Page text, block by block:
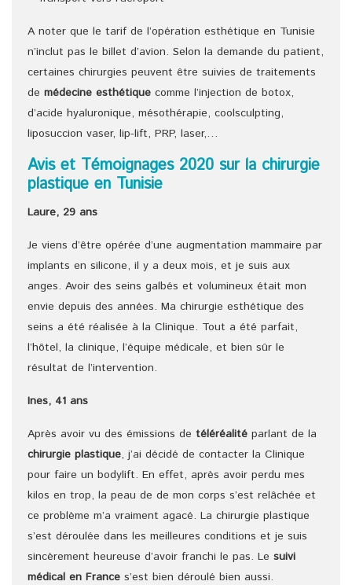
A noter que le tarif de l’opération esthétique en Tunisie
n’inclut pas le billet d’avion. Selon la demande du patient,
certaines chirurgies peuvent être suivies de traitements
de médecine esthétique comme l’injection de botox,
d’acide hyaluronique, mésothérapie, coolsculpting,
liposuccion vaser, lip-lift, PRP, laser,…
Avis et Témoignages 2020 sur la chirurgie
plastique en Tunisie
Laure, 29 ans
Je viens d’être opérée d’une augmentation mammaire par
implants en silicone, il y a deux mois, et je suis aux
anges. Avoir des seins galbés et volumineux était mon
envie depuis des années. Ma chirurgie esthétique des
seins a été réalisée à la Clinique. Tout a été parfait,
l’hôtel, la clinique, l’équipe médicale, et bien sûr le
résultat de l’intervention.
Ines, 41 ans
Après avoir vu des émissions de téléréalité parlant de la
chirurgie plastique, j’ai décidé de contacter la Clinique
pour faire un bodylift. En effet, après avoir perdu mes
kilos en trop, la peau de de mon corps s’est relâchée et
ce problème m’a vraiment agacé. La chirurgie plastique
s’est déroulée dans les meilleures conditions et je suis
sincèrement heureuse d’avoir franchi le pas. Le suivi
médical en France s’est bien déroulé bien aussi.